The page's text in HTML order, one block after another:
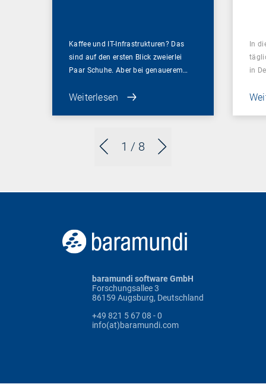
1 / 8
Kaffee und IT-Infrastrukturen? Das
sind auf den ersten Blick zweierlei
Paar Schuhe. Aber bei genauerem…
Weiterlesen
In
in
baramundi software GmbH
Forschungsallee 3
86159 Augsburg, Deutschland
+49 821 5 67 08 - 0
info(at)baramundi.com